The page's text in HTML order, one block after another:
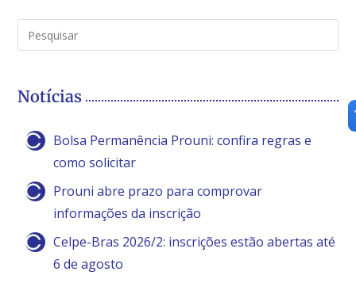
Notícias
Bolsa Permanência Prouni: confira regras e
como solicitar
Prouni abre prazo para comprovar
informações da inscrição
Celpe-Bras 2026/2: inscrições estão abertas até
6 de agosto